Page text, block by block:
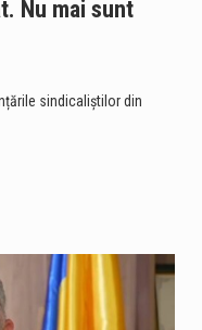
Nu mai sunt
sindicaliștilor din